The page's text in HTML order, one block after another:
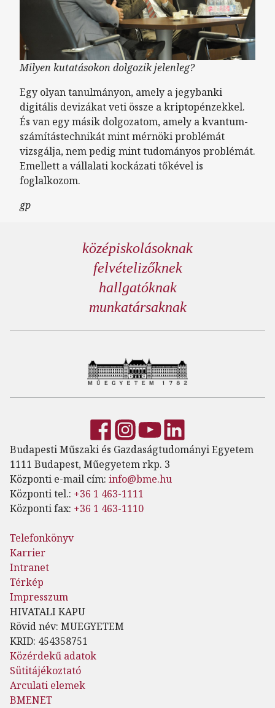
Milyen kutatásokon dolgozik jelenleg?
Egy olyan tanulmányon, amely a jegybanki
digitális devizákat veti össze a kriptopénzekkel.
És van egy másik dolgozatom, amely a kvantum-
számítástechnikát mint mérnöki problémát
vizsgálja, nem pedig mint tudományos problémát.
Emellett a vállalati kockázati tőkével is
foglalkozom.
gp
középiskolásoknak
felvételizőknek
hallgatóknak
munkatársaknak
Budapesti Műszaki és Gazdaságtudományi Egyetem
1111 Budapest, Műegyetem rkp. 3
Központi e-mail cím: info@bme.hu
Központi tel.: +36 1 463-1111
Központi fax: +36 1 463-1110
Telefonkönyv
Karrier
Intranet
Térkép
Impresszum
HIVATALI KAPU
Rövid név: MUEGYETEM
KRID: 454358751
Közérdekű adatok
Sütitájékoztató
Arculati elemek
BMENET